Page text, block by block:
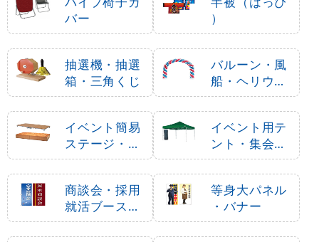
バー
）
抽選機・抽選
箱・三角くじ
バルーン・風
船・ヘリウム
ガス
イベント簡易
ステージ・ポ
ータブルステ
ージ
イベント用テ
ント・集会用
テント
商談会・採用
就活ブース用
品
等身大パネル
・バナー